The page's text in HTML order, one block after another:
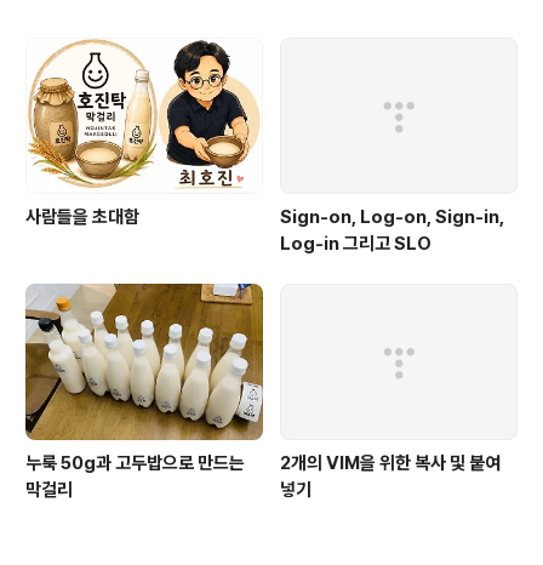
사람들을 초대함
Sign-on, Log-on, Sign-in,
Log-in 그리고 SLO
누룩 50g과 고두밥으로 만드는
막걸리
2개의 VIM을 위한 복사 및 붙여
넣기